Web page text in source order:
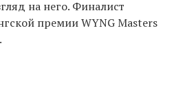
на него. Финалист
премии WYNG Masters